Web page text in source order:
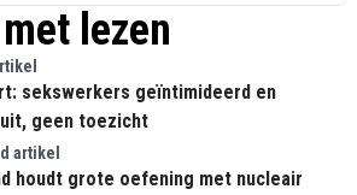
lezen
sekswerkers geïntimideerd en
geen toezicht
artikel
houdt grote oefening met nucleair